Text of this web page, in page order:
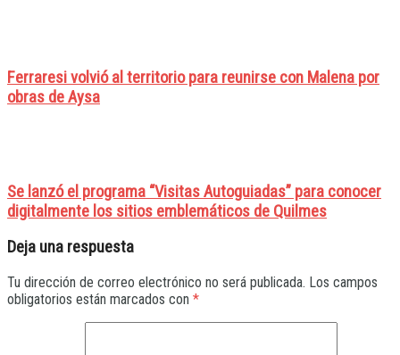
Ferraresi volvió al territorio para reunirse con Malena por
obras de Aysa
Se lanzó el programa “Visitas Autoguiadas” para conocer
digitalmente los sitios emblemáticos de Quilmes
Deja una respuesta
Tu dirección de correo electrónico no será publicada. Los campos
obligatorios están marcados con *